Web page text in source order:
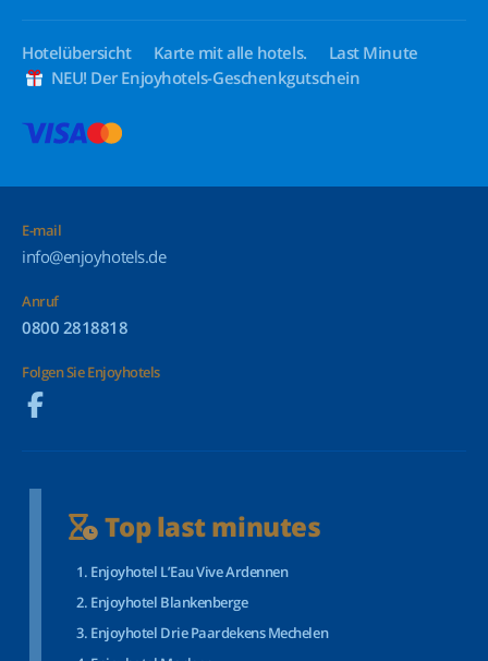
Hotelübersicht Karte mit alle hotels.
Last Minute
NEU! Der Enjoyhotels-Geschenkgutschein
E-mail
info@enjoyhotels.de
Anruf
0800 2818818
Folgen Sie Enjoyhotels
Top last minutes
Enjoyhotel L’Eau Vive Ardennen
Enjoyhotel Blankenberge
Enjoyhotel Drie Paardekens Mechelen